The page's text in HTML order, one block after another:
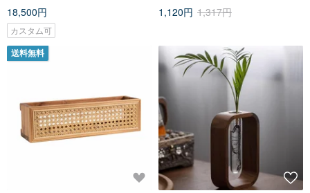
18,500円
カスタム可
1,120円 1,317円
送料無料